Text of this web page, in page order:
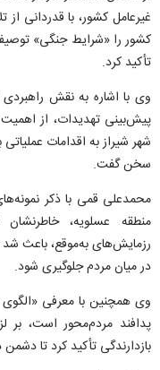
غیرعامل کشور، با قدردانی
کشور را «شرایط جنگی» توصیف
تأکید کرد.
وی با اشاره به نقش
پیش‌بینی تهدیدات، از
شهر شیراز به اقدامات
سخن گفت.
محمدعلی قمی با ذکر
منطقه عسلویه،
رزمایش‌های به‌موقع، باعث شد
در میان مردم جلوگیری شود.
وی همچنین با معرفی
پدافند مردم‌محور است،
بازدارندگی تأکید کرد تا